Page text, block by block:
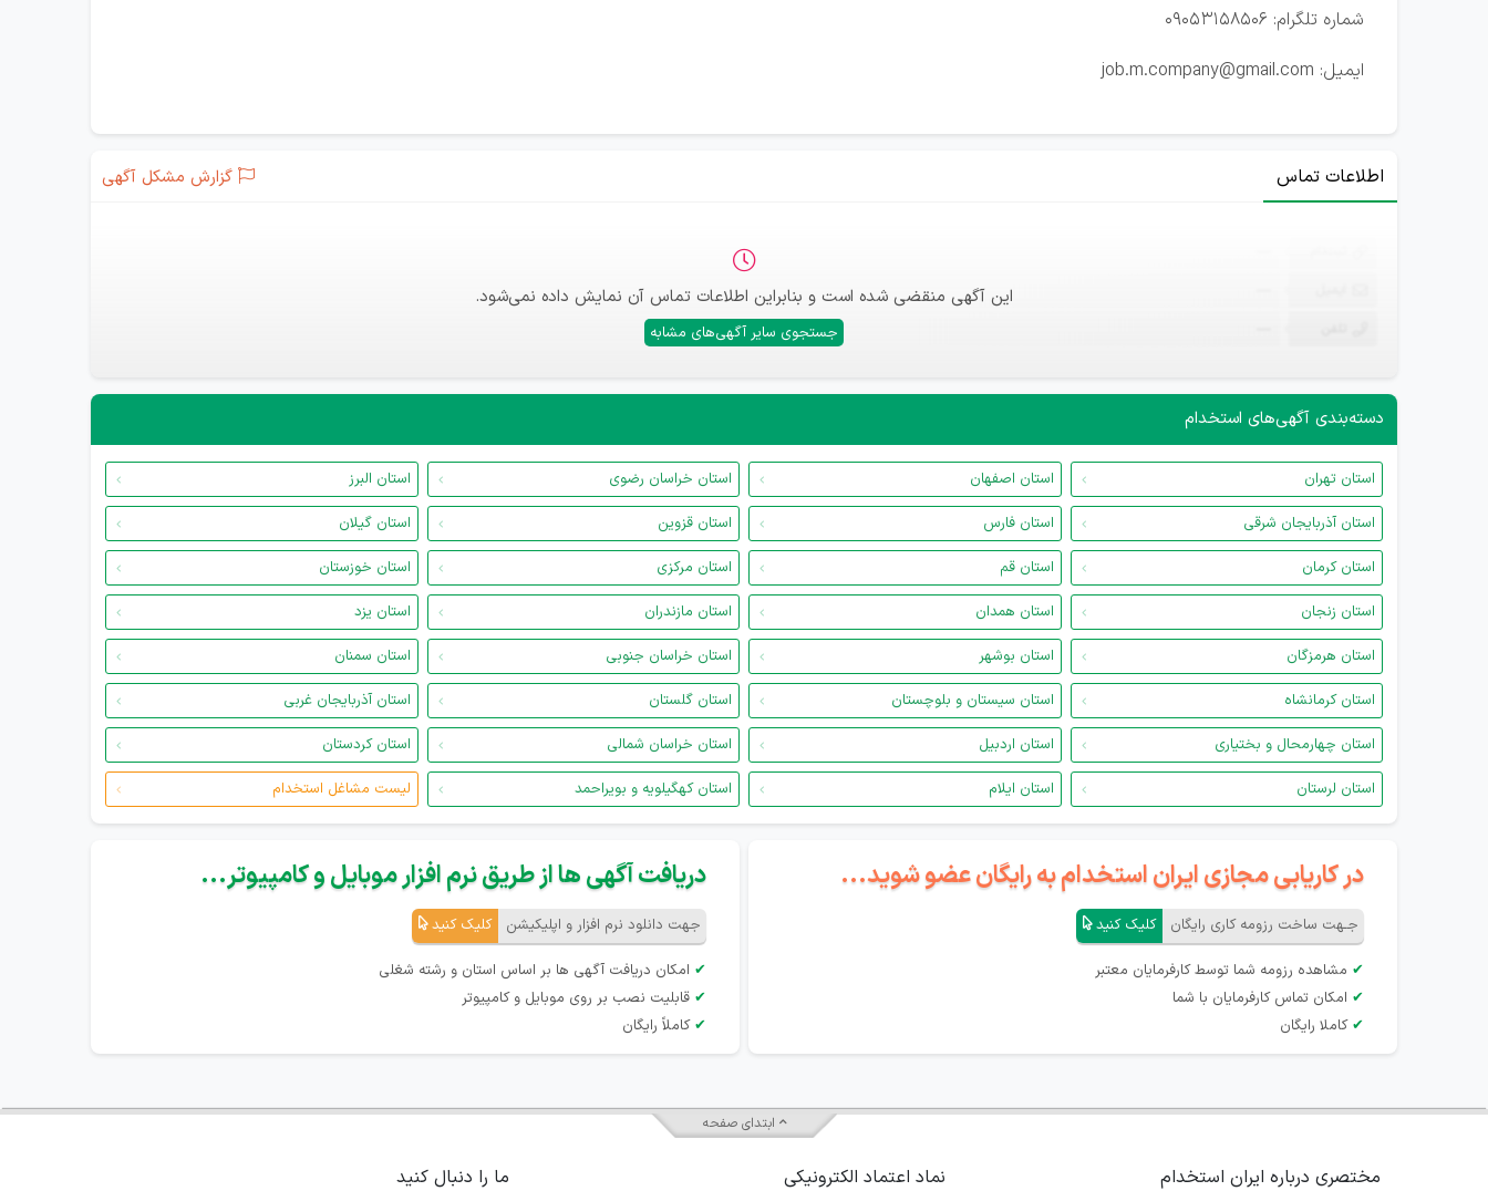
شماره تلگرام: 09053158506
ایمیل: job.m.company@gmail.com
اطلاعات تماس گزارش مشکل آگهی
این آگهی منقضی شده است و بنابراین اطلاعات تماس آن نمایش داده نمی‌شود.
جستجوی سایر آگهی‌های مشابه
دسته‌بندی آگهی‌های استخدام
استان تهران استان اصفهان استان خراسان رضوی
استان البرز
استان آذربایجان شرقی
استان فارس استان قزوین
استان گیلان
استان کرمان
استان قم استان مرکزی
استان خوزستان
استان زنجان
استان همدان استان مازندران
استان یزد
استان هرمزگان
استان بوشهر استان خراسان جنوبی
استان سمنان
استان کرمانشاه
استان سیستان و بلوچستان استان گلستان
استان آذربایجان غربی
استان چهارمحال و بختیاری
استان اردبیل استان خراسان شمالی
استان کردستان
استان لرستان
استان ایلام استان کهگیلویه و بویراحمد لیست مشاغل استخدام
در کاریابی مجازی ایران استخدام به رایگان عضو شوید...
جـهت ساخت رزومه کاری رایگان کلیک کنید
✔ مشاهده رزومه شما توسط کارفرمایان معتبر
✔ امکان تماس کارفرمایان با شما
✔ کاملا رایگان
دریافت آگهی ها از طریق نرم افزار موبایل و کامپیوتر...
جهت دانلود نرم افزار و اپلیکیشن کلیک کنید
✔ امکان دریافت آگهی ها بر اساس استان و رشته شغلی
✔ قابلیت نصب بر روی موبایل و کامپیوتر
✔ کاملاً رایگان
ابتدای صفحه
مختصری درباره ایران استخدام نماد اعتماد الکترونیکی ما را دنبال کنید